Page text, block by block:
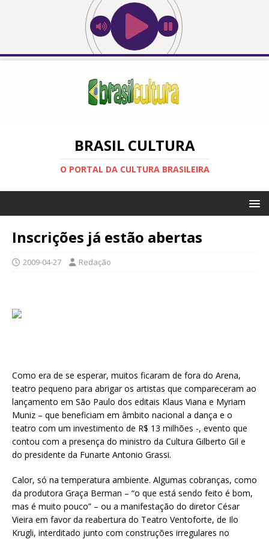
BRASIL CULTURA
O PORTAL DA CULTURA BRASILEIRA
Inscrições já estão abertas
2009-04-27 Redação
Como era de se esperar, muitos ficaram de fora do Arena,
teatro pequeno para abrigar os artistas que compareceram ao
lançamento em São Paulo dos editais Klaus Viana e Myriam
Muniz – que beneficiam em âmbito nacional a dança e o
teatro com um investimento de R$ 13 milhões -, evento que
contou com a presença do ministro da Cultura Gilberto Gil e
do presidente da Funarte Antonio Grassi.
Calor, só na temperatura ambiente. Algumas cobranças, como
da produtora Graça Berman – “o que está sendo feito é bom,
mas é muito pouco” – ou a manifestação do diretor César
Vieira em favor da reabertura do Teatro Ventoforte, de Ilo
Krugli, interditado junto com construções irregulares no